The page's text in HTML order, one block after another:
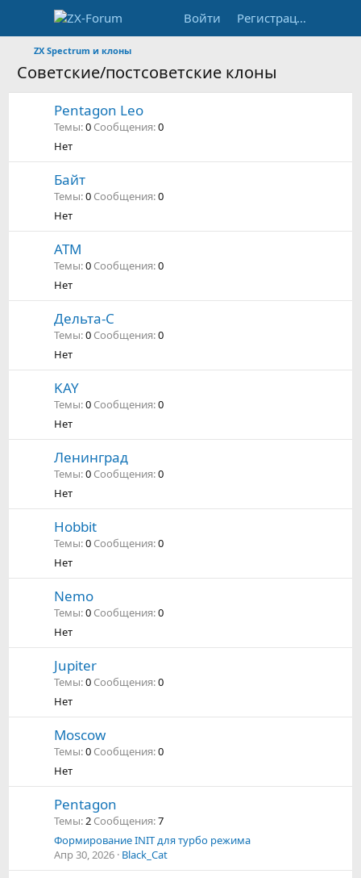
Войти Регистрация
ZX Spectrum и клоны
Советские/постсоветские клоны
Pentagon Leo
Темы 0 Сообщения 0
Нет
Байт
Темы 0 Сообщения 0
Нет
ATM
Темы 0 Сообщения 0
Нет
Дельта-С
Темы 0 Сообщения 0
Нет
KAY
Темы 0 Сообщения 0
Нет
Ленинград
Темы 0 Сообщения 0
Нет
Hobbit
Темы 0 Сообщения 0
Нет
Nemo
Темы 0 Сообщения 0
Нет
Jupiter
Темы 0 Сообщения 0
Нет
Moscow
Темы 0 Сообщения 0
Нет
Pentagon
Темы 2 Сообщения 7
Формирование INIT для турбо режима
Апр 30, 2026 Black_Cat